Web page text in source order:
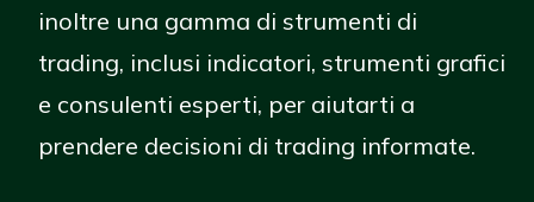
inoltre una gamma di strumenti di
trading, inclusi indicatori, strumenti grafici
e consulenti esperti, per aiutarti a
prendere decisioni di trading informate.